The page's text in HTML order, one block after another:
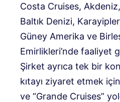
Costa Cruises,
Baltık Denizi,
Güney Amerika ve
Emirlikleri’nde faaliyet
Şirket ayrıca tek bir
kıtayı ziyaret etmek
ve “Grande Cruises”